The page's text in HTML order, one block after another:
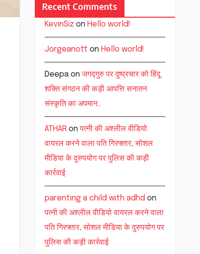
Recent Comments
KevinSiz on Hello world!
Jorgeanott on Hello world!
Deepaonजगद्गुरु पर दुष्प्रचार को हिंदू
शक्ति संगठन की कड़ी आपत्ति सनातन
संस्कृति का अपमान..
ATHAR onपत्नी की अश्लील वीडियो
वायरल करने वाला पति गिरफ्तार, सोशल
मीडिया के दुरुपयोग पर पुलिस की कड़ी
कार्रवाई
parenting a child with adhd on
पत्नी की अश्लील वीडियो वायरल करने वाला
पति गिरफ्तार, सोशल मीडिया के दुरुपयोग पर
पुलिस की कड़ी कार्रवाई